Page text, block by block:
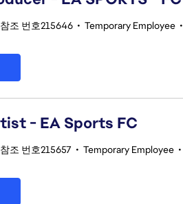
참조 번호215646 • Temporary Employee •
- EA Sports FC
참조 번호215657 • Temporary Employee •